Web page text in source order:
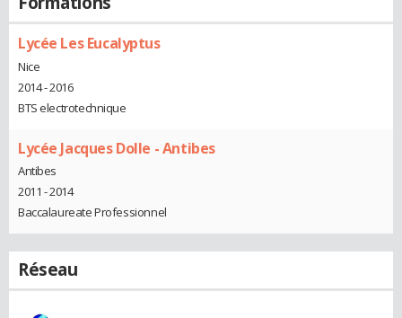
Lycée Les Eucalyptus
Nice
2014 - 2016
BTS electrotechnique
Lycée Jacques Dolle - Antibes
Antibes
2011 - 2014
Baccalaureate Professionnel
Réseau